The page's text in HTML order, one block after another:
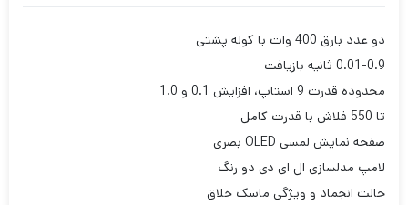
دو عدد بارق 400 وات با کوله پشتی
0.01-0.9 ثانیه بازیافت
محدوده قدرت 9 استاپ، افزایش 0.1 و 1.0
تا 550 فلاش با قدرت کامل
صفحه نمایش لمسی OLED بصری
لامپ مدلسازی ال ای دی دو رنگ
حالت انجماد و ویژگی ماسک خلاق